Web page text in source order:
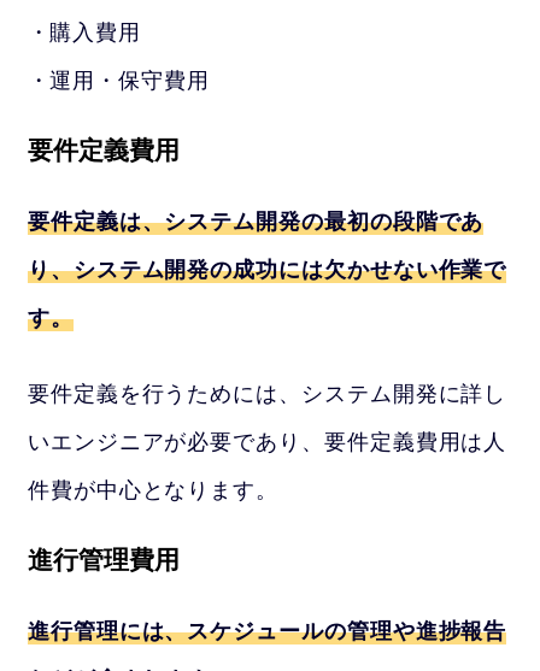
購入費用
運用・保守費用
要件定義費用
要件定義は、システム開発の最初の段階であ
り、システム開発の成功には欠かせない作業で
す。
要件定義を行うためには、システム開発に詳し
いエンジニアが必要であり、要件定義費用は人
件費が中心となります。
進行管理費用
進行管理には、スケジュールの管理や進捗報告